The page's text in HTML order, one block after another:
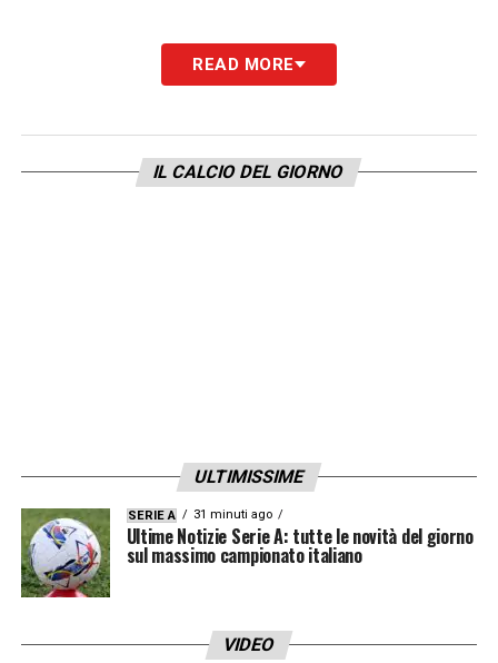
READ MORE
IL CALCIO DEL GIORNO
ULTIMISSIME
SERIE A 31 minuti ago
Ultime Notizie Serie A: tutte le novità del giorno
sul massimo campionato italiano
VIDEO